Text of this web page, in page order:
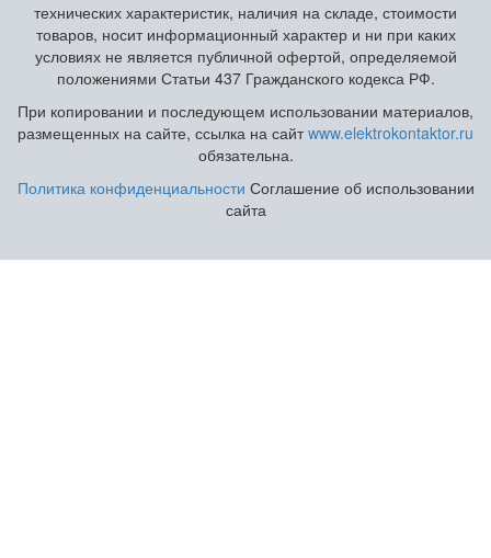
технических характеристик, наличия на складе, стоимости
товаров, носит информационный характер и ни при каких
условиях не является публичной офертой, определяемой
положениями Статьи 437 Гражданского кодекса РФ.
При копировании и последующем использовании материалов,
размещенных на сайте, ссылка на сайтwww.elektrokontaktor.ru
обязательна.
Политика конфиденциальности Соглашение об использовании
сайта